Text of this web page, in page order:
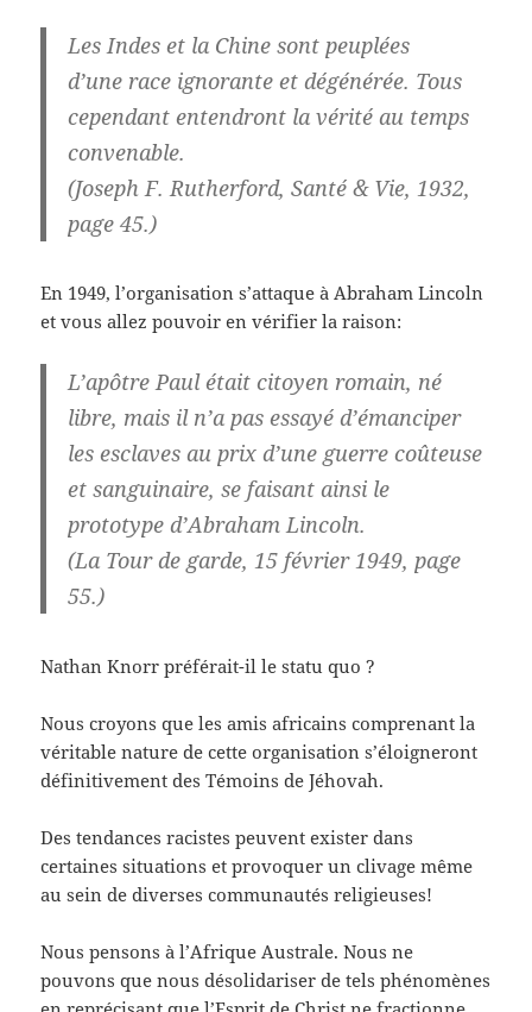
Les Indes et la Chine sont peuplées
d’une race ignorante et dégénérée. Tous
cependant entendront la vérité au temps
convenable.
(Joseph F. Rutherford, Santé & Vie, 1932,
page 45.)
En 1949, l’organisation s’attaque à Abraham Lincoln
et vous allez pouvoir en vérifier la raison:
L’apôtre Paul était citoyen romain, né
libre, mais il n’a pas essayé d’émanciper
les esclaves au prix d’une guerre coûteuse
et sanguinaire, se faisant ainsi le
prototype d’Abraham Lincoln.
(La Tour de garde, 15 février 1949, page
55.)
Nathan Knorr préférait-il le statu quo ?
Nous croyons que les amis africains comprenant la
véritable nature de cette organisation s’éloigneront
définitivement des Témoins de Jéhovah.
Des tendances racistes peuvent exister dans
certaines situations et provoquer un clivage même
au sein de diverses communautés religieuses!
Nous pensons à l’Afrique Australe. Nous ne
pouvons que nous désolidariser de tels phénomènes